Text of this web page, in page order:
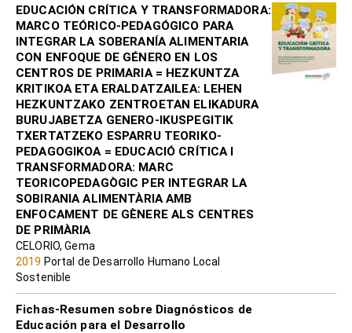
EDUCACIÓN CRÍTICA Y TRANSFORMADORA:
MARCO TEÓRICO-PEDAGÓGICO PARA
INTEGRAR LA SOBERANÍA ALIMENTARIA
CON ENFOQUE DE GÉNERO EN LOS
CENTROS DE PRIMARIA = HEZKUNTZA
KRITIKOA ETA ERALDATZAILEA: LEHEN
HEZKUNTZAKO ZENTROETAN ELIKADURA
BURUJABETZA GENERO-IKUSPEGITIK
TXERTATZEKO ESPARRU TEORIKO-
PEDAGOGIKOA = EDUCACIÓ CRÍTICA I
TRANSFORMADORA: MARC
TEORICOPEDAGÒGIC PER INTEGRAR LA
SOBIRANIA ALIMENTÀRIA AMB
ENFOCAMENT DE GÈNERE ALS CENTRES
DE PRIMÀRIA
CELORIO, Gema
2019 Portal de Desarrollo Humano Local
Sostenible
Fichas-Resumen sobre Diagnósticos de
Educación para el Desarrollo